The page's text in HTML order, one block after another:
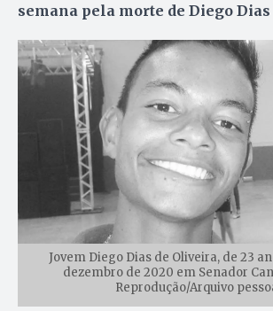
semana pela morte de Diego
Jovem Diego Dias de Oliveira, de 23
dezembro de 2020 em Senador
Reprodução/Arquivo